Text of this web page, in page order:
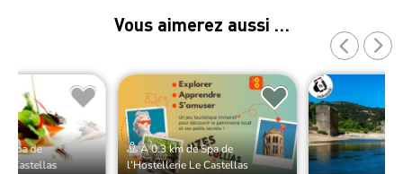
Vous aimerez aussi …
Spa de
Castellas
À 0.3 km de Spa de
l’Hostellerie Le Castellas